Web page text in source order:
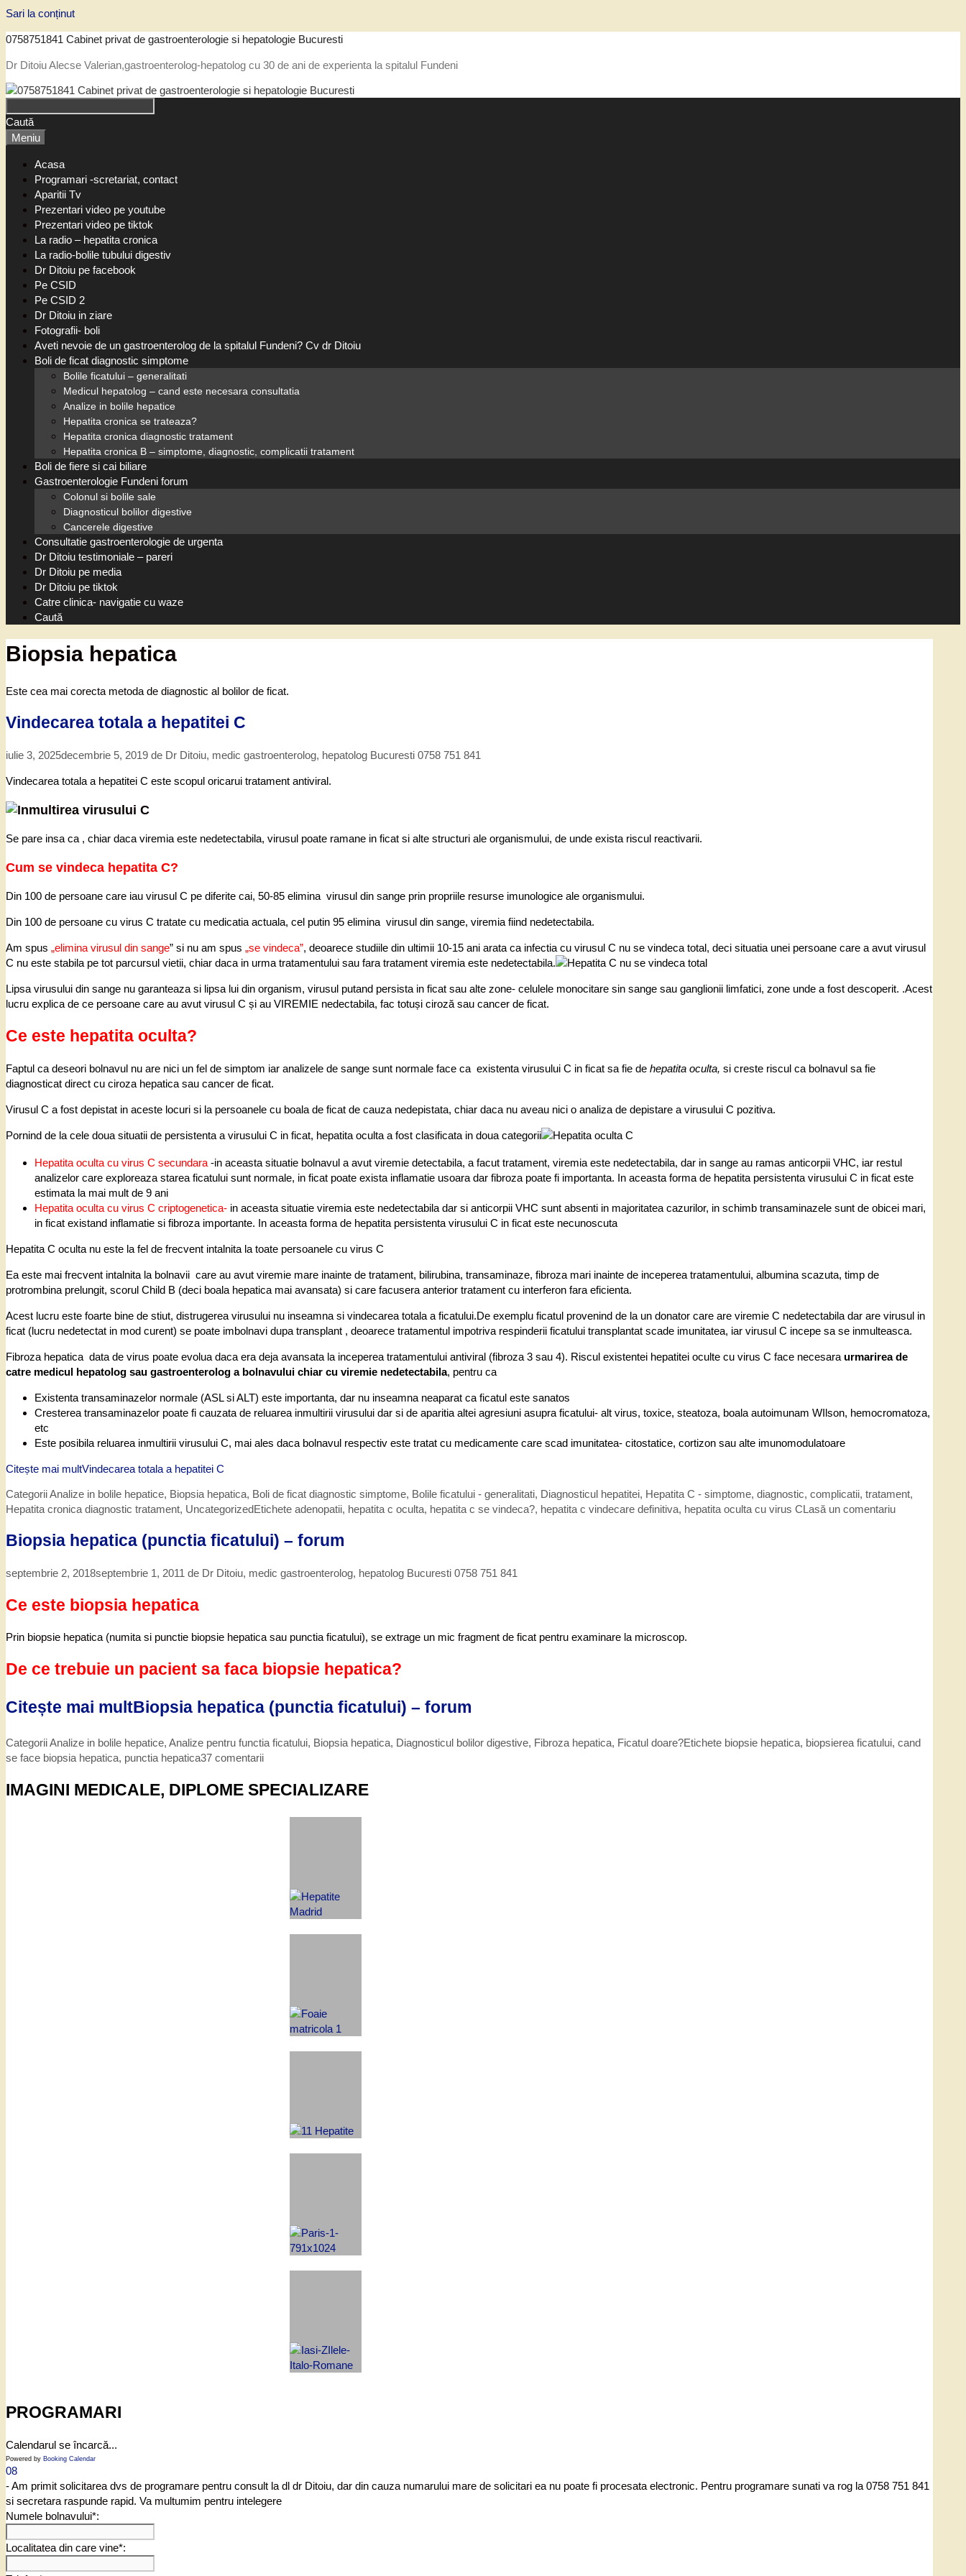
Sari la conținut
0758751841 Cabinet privat de gastroenterologie si hepatologie Bucuresti
Dr Ditoiu Alecse Valerian,gastroenterolog-hepatolog cu 30 de ani de experienta la spitalul Fundeni
Caută
Meniu
Acasa
Programari -scretariat, contact
Aparitii Tv
Prezentari video pe youtube
Prezentari video pe tiktok
La radio – hepatita cronica
La radio-bolile tubului digestiv
Dr Ditoiu pe facebook
Pe CSID
Pe CSID 2
Dr Ditoiu in ziare
Fotografii- boli
Aveti nevoie de un gastroenterolog de la spitalul Fundeni? Cv dr Ditoiu
Boli de ficat diagnostic simptome
Bolile ficatului – generalitati
Medicul hepatolog – cand este necesara consultatia
Analize in bolile hepatice
Hepatita cronica se trateaza?
Hepatita cronica diagnostic tratament
Hepatita cronica B – simptome, diagnostic, complicatii tratament
Boli de fiere si cai biliare
Gastroenterologie Fundeni forum
Colonul si bolile sale
Diagnosticul bolilor digestive
Cancerele digestive
Consultatie gastroenterologie de urgenta
Dr Ditoiu testimoniale – pareri
Dr Ditoiu pe media
Dr Ditoiu pe tiktok
Catre clinica- navigatie cu waze
Caută
Biopsia hepatica
Este cea mai corecta metoda de diagnostic al bolilor de ficat.
Vindecarea totala a hepatitei C
iulie 3, 2025decembrie 5, 2019 de Dr Ditoiu, medic gastroenterolog, hepatolog Bucuresti 0758 751 841
Vindecarea totala a hepatitei C este scopul oricarui tratament antiviral.
Se pare insa ca , chiar daca viremia este nedetectabila, virusul poate ramane in ficat si alte structuri ale organismului, de unde exista riscul reactivarii.
Cum se vindeca hepatita C?
Din 100 de persoane care iau virusul C pe diferite cai, 50-85 elimina virusul din sange prin propriile resurse imunologice ale organismului.
Din 100 de persoane cu virus C tratate cu medicatia actuala, cel putin 95 elimina virusul din sange, viremia fiind nedetectabila.
Am spus „elimina virusul din sange” si nu am spus „se vindeca”, deoarece studiile din ultimii 10-15 ani arata ca infectia cu virusul C nu se vindeca total, deci situatia unei persoane care a avut virusul
C nu este stabila pe tot parcursul vietii, chiar daca in urma tratamentului sau fara tratament viremia este nedetectabila.
Lipsa virusului din sange nu garanteaza si lipsa lui din organism, virusul putand persista in ficat sau alte zone- celulele monocitare sin sange sau ganglionii limfatici, zone unde a fost descoperit. .Acest
lucru explica de ce persoane care au avut virusul C și au VIREMIE nedectabila, fac totuși ciroză sau cancer de ficat.
Ce este hepatita oculta?
Faptul ca deseori bolnavul nu are nici un fel de simptom iar analizele de sange sunt normale face ca existenta virusului C in ficat sa fie de hepatita oculta, si creste riscul ca bolnavul sa fie
diagnosticat direct cu ciroza hepatica sau cancer de ficat.
Virusul C a fost depistat in aceste locuri si la persoanele cu boala de ficat de cauza nedepistata, chiar daca nu aveau nici o analiza de depistare a virusului C pozitiva.
Pornind de la cele doua situatii de persistenta a virusului C in ficat, hepatita oculta a fost clasificata in doua categorii
Hepatita oculta cu virus C secundara -in aceasta situatie bolnavul a avut viremie detectabila, a facut tratament, viremia este nedetectabila, dar in sange au ramas anticorpii VHC, iar restul
analizelor care exploreaza starea ficatului sunt normale, in ficat poate exista inflamatie usoara dar fibroza poate fi importanta. In aceasta forma de hepatita persistenta virusului C in ficat este
estimata la mai mult de 9 ani
Hepatita oculta cu virus C criptogenetica- in aceasta situatie viremia este nedetectabila dar si anticorpii VHC sunt absenti in majoritatea cazurilor, in schimb transaminazele sunt de obicei mari,
in ficat existand inflamatie si fibroza importante. In aceasta forma de hepatita persistenta virusului C in ficat este necunoscuta
Hepatita C oculta nu este la fel de frecvent intalnita la toate persoanele cu virus C
Ea este mai frecvent intalnita la bolnavii care au avut viremie mare inainte de tratament, bilirubina, transaminaze, fibroza mari inainte de inceperea tratamentului, albumina scazuta, timp de
protrombina prelungit, scorul Child B (deci boala hepatica mai avansata) si care facusera anterior tratament cu interferon fara eficienta.
Acest lucru este foarte bine de stiut, distrugerea virusului nu inseamna si vindecarea totala a ficatului.De exemplu ficatul provenind de la un donator care are viremie C nedetectabila dar are virusul in
ficat (lucru nedetectat in mod curent) se poate imbolnavi dupa transplant , deoarece tratamentul impotriva respinderii ficatului transplantat scade imunitatea, iar virusul C incepe sa se inmulteasca.
Fibroza hepatica data de virus poate evolua daca era deja avansata la inceperea tratamentului antiviral (fibroza 3 sau 4). Riscul existentei hepatitei oculte cu virus C face necesara urmarirea de
catre medicul hepatolog sau gastroenterolog a bolnavului chiar cu viremie nedetectabila, pentru ca
Existenta transaminazelor normale (ASL si ALT) este importanta, dar nu inseamna neaparat ca ficatul este sanatos
Cresterea transaminazelor poate fi cauzata de reluarea inmultirii virusului dar si de aparitia altei agresiuni asupra ficatului- alt virus, toxice, steatoza, boala autoimunam WIlson, hemocromatoza,
etc
Este posibila reluarea inmultirii virusului C, mai ales daca bolnavul respectiv este tratat cu medicamente care scad imunitatea- citostatice, cortizon sau alte imunomodulatoare
Citește mai multVindecarea totala a hepatitei C
CategoriiAnalize in bolile hepatice, Biopsia hepatica, Boli de ficat diagnostic simptome, Bolile ficatului - generalitati, Diagnosticul hepatitei, Hepatita C - simptome, diagnostic, complicatii, tratament,
Hepatita cronica diagnostic tratament, UncategorizedEtichete adenopatii, hepatita c oculta, hepatita c se vindeca?, hepatita c vindecare definitiva, hepatita oculta cu virus CLasă un comentariu
Biopsia hepatica (punctia ficatului) – forum
septembrie 2, 2018septembrie 1, 2011 de Dr Ditoiu, medic gastroenterolog, hepatolog Bucuresti 0758 751 841
Ce este biopsia hepatica
Prin biopsie hepatica (numita si punctie biopsie hepatica sau punctia ficatului), se extrage un mic fragment de ficat pentru examinare la microscop.
De ce trebuie un pacient sa faca biopsie hepatica?
Citește mai multBiopsia hepatica (punctia ficatului) – forum
CategoriiAnalize in bolile hepatice, Analize pentru functia ficatului, Biopsia hepatica, Diagnosticul bolilor digestive, Fibroza hepatica, Ficatul doare?Etichete biopsie hepatica, biopsierea ficatului, cand
se face biopsia hepatica, punctia hepatica37 comentarii
IMAGINI MEDICALE, DIPLOME SPECIALIZARE
PROGRAMARI
Calendarul se încarcă...
Powered by Booking Calendar
08
- Am primit solicitarea dvs de programare pentru consult la dl dr Ditoiu, dar din cauza numarului mare de solicitari ea nu poate fi procesata electronic. Pentru programare sunati va rog la 0758 751 841
si secretara raspunde rapid. Va multumim pentru intelegere
Numele bolnavului*:
Localitatea din care vine*: